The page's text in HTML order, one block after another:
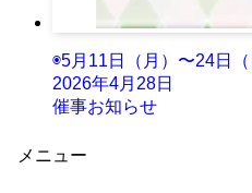
◉5月11日（月）〜24日
2026年4月28日
催事お知らせ
メニュー